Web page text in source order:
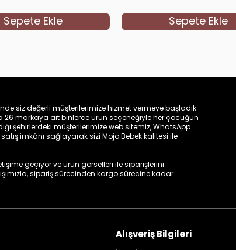
Sepete Ekle Sepete Ekle
siz değerli müşterilerimize hizmet vermeye başladık.
26 markaya ait binlerce ürün seçeneğiyle her çocuğun
şehirlerdeki müşterilerimize web sitemiz, WhatsApp
imkânı sağlayarak sizi Mojo Bebek kalitesi ile
geçiyor ve ürün görselleri ile siparişlerini
sipariş sürecinden kargo sürecine kadar
Alışveriş Bilgileri